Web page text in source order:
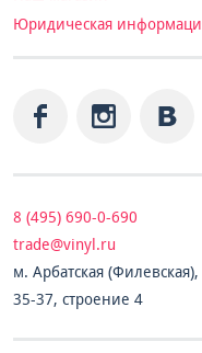
Юридическая
8 (495) 690-0-690
trade@vinyl.ru
м. Арбатская
35-37, строение 4